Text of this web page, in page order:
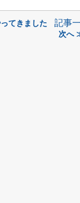
てきました 記事
次へ